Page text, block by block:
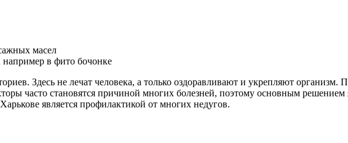
масел
в фито бочонке
Здесь не лечат человека, а только оздоравливают и укрепляют
часто становятся причиной многих болезней, поэтому основным
является профилактикой от многих недугов.